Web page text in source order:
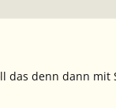
das denn dann mit